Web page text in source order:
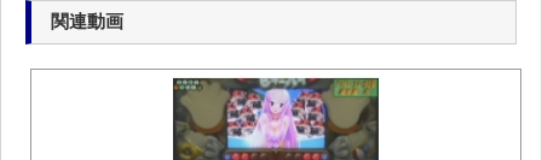
関連動画